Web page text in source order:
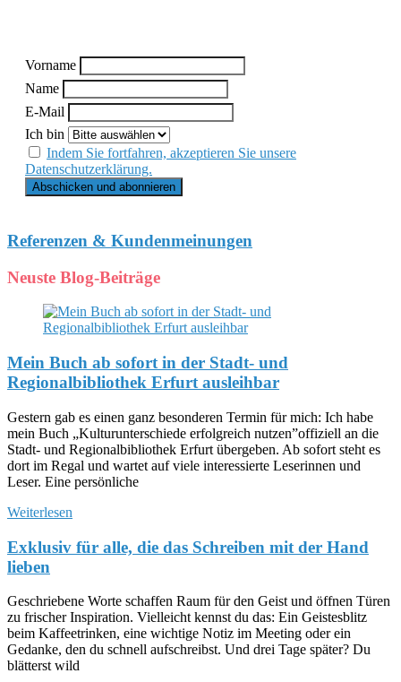
Vorname
Name
E-Mail
Ich bin
Indem Sie fortfahren, akzeptieren Sie unsere
Datenschutzerklärung.
Referenzen & Kundenmeinungen
Neuste Blog-Beiträge
Mein Buch ab sofort in der Stadt- und
Regionalbibliothek Erfurt ausleihbar
Gestern gab es einen ganz besonderen Termin für mich: Ich habe
mein Buch „Kulturunterschiede erfolgreich nutzen”offiziell an die
Stadt- und Regionalbibliothek Erfurt übergeben. Ab sofort steht es
dort im Regal und wartet auf viele interessierte Leserinnen und
Leser. Eine persönliche
Weiterlesen
Exklusiv für alle, die das Schreiben mit der Hand
lieben
Geschriebene Worte schaffen Raum für den Geist und öffnen Türen
zu frischer Inspiration. Vielleicht kennst du das: Ein Geistesblitz
beim Kaffeetrinken, eine wichtige Notiz im Meeting oder ein
Gedanke, den du schnell aufschreibst. Und drei Tage später? Du
blätterst wild